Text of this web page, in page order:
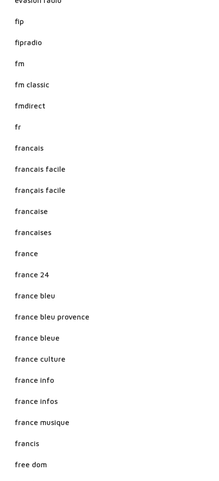
fip
fipradio
fm
fm classic
fmdirect
fr
francais
francais facile
français facile
francaise
francaises
france
france 24
france bleu
france bleu provence
france bleue
france culture
france info
france infos
france musique
francis
free dom